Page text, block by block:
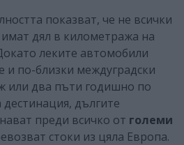
показват, че не всички
дял в километража на
леките автомобили
и по-близки междуградски
или два пъти годишно по
дългите
преди всичко от големи
стоки из цяла Европа.